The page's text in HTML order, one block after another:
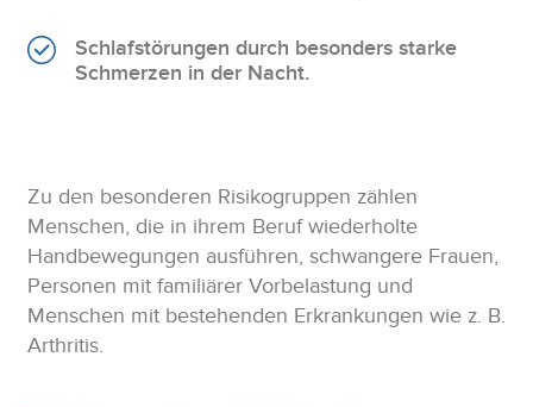
Schlafstörungen durch besonders starke
Schmerzen in der Nacht.
Zu den besonderen Risikogruppen zählen
Menschen, die in ihrem Beruf wiederholte
Handbewegungen ausführen, schwangere Frauen,
Personen mit familiärer Vorbelastung und
Menschen mit bestehenden Erkrankungen wie z. B.
Arthritis.